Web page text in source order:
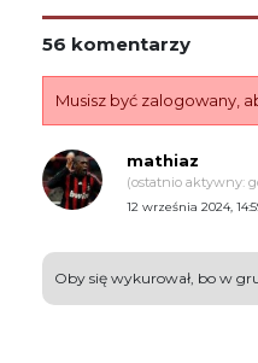
56 komentarzy
Musisz być zalogowany,
mathiaz
(ostatnio aktywny:
12 września 2024,
Oby się wykurował, bo w